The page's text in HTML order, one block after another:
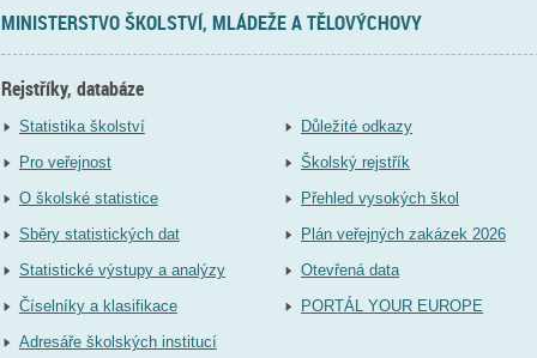
MINISTERSTVO ŠKOLSTVÍ, MLÁDEŽE A TĚLOVÝCHOVY
Rejstříky, databáze
Statistika školství
Pro veřejnost
O školské statistice
Sběry statistických dat
Statistické výstupy a analýzy
Číselníky a klasifikace
Adresáře školských institucí
Důležité odkazy
Školský rejstřík
Přehled vysokých škol
Plán veřejných zakázek 2026
Otevřená data
PORTÁL YOUR EUROPE